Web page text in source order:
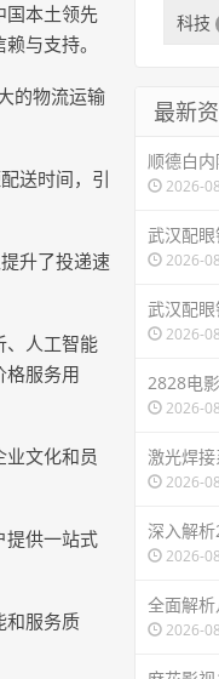
国本土领先
与支持。
的物流运输
送时间，引
升了投递速
、人工智能
格服务用
文化和员
提供一站式
和服务质
科技
最新
顺德白内
2026-
武汉配
2026-
武汉配
2026-
2828电
2026-
激光焊
2026-
深入解析
2026-
全面解析
2026-